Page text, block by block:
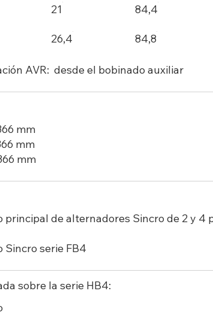
21 84,4
26,4 84,8
AVR: desde el bobinado auxiliar
mm
mm
mm
principal de alternadores Sincro de 2 y
Sincro serie FB4
sobre la serie HB4: